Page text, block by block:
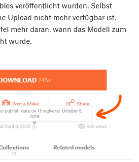
veröffentlicht wurden. Selbst
Upload nicht mehr verfügbar ist,
mehr daran, wann das Modell zum
wurde.